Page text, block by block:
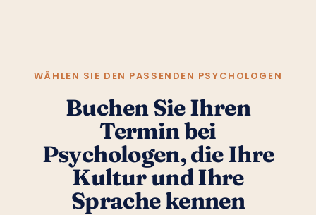
WÄHLEN SIE DEN PASSENDEN PSYCHOLOGEN
Buchen Sie Ihren
Termin bei
Psychologen, die Ihre
Kultur und Ihre
Sprache kennen